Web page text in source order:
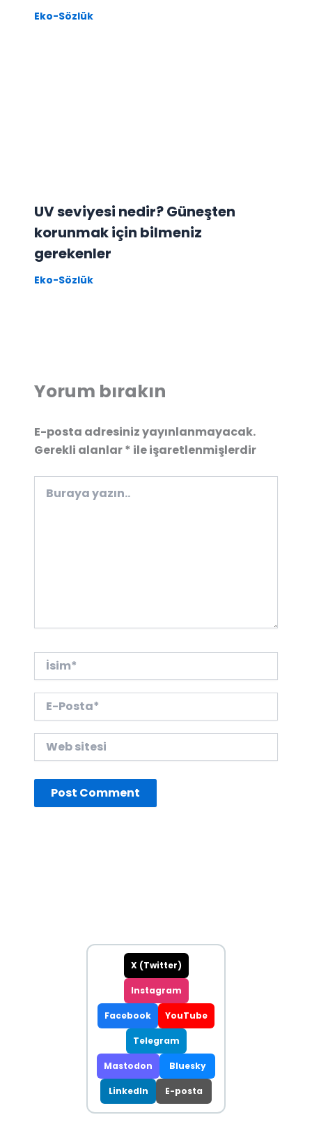
Eko-Sözlük
UV seviyesi nedir? Güneşten
korunmak için bilmeniz
gerekenler
Eko-Sözlük
Yorum bırakın
E-posta adresiniz yayınlanmayacak.
Gerekli alanlar* ile işaretlenmişlerdir
yazın..
İsim*
Posta*
sitesi
X (Twitter)
Instagram
Facebook YouTube
Telegram
Mastodon Bluesky
LinkedIn E-posta